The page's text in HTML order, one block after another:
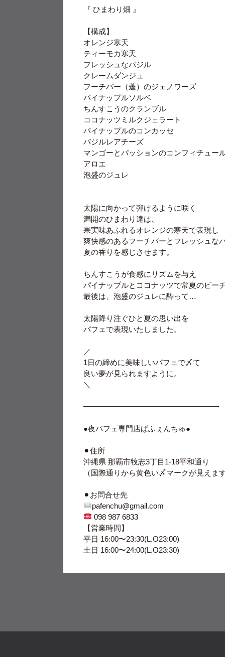
『 ひまわり畑 』
【構成】
オレンジ寒天
ティーモカ寒天
フレッシュなバジル
クレームダンジュ
フーチバー（蓬）のジェノワーズ
パイナップルソルベ
ちんすこうのクランブル
ココナッツミルクジェラート
パイナップルのコンカッセ
バジルレアチーズ
マンゴーとパッションのコンフィチュー
アロエ
泡盛のジュレ
太陽に向かって弾けるように咲く
満開のひまわり達は、
果実味あふれるオレンジの寒天で表現し
爽快感のあるフーチバーとフレッシュな
夏の香りを感じさせます。
ちんすこうが食感にリズムを与え
パイナップルとココナッツで常夏のビー
最後は、泡盛のジュレに酔って…
太陽降り注ぐひと夏の思い出を
パフェで表現いたしました。
／
1日の締めに美味しいパフェで〆て
良い夢が見られますように。
＼
━━━━━━━━━━━━━━━━━━
●夜パフェ専門店ぱふぇんちゅ●
⚫︎住所
沖縄県 那覇市牧志3丁目1-18平和通り
（国際通りから黄色い〆マークが見えま
⚫︎お問合せ先
pafenchu@gmail.com
098 987 6833
【営業時間】
平日 16:00〜23:30(L.O23:00)
土日 16:00〜24:00(L.O23:30)